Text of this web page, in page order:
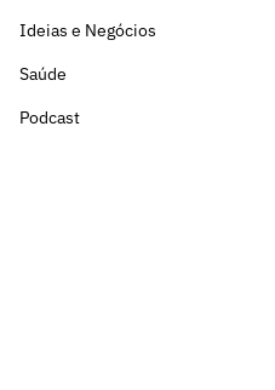
Ideias e Negócios
Saúde
Podcast